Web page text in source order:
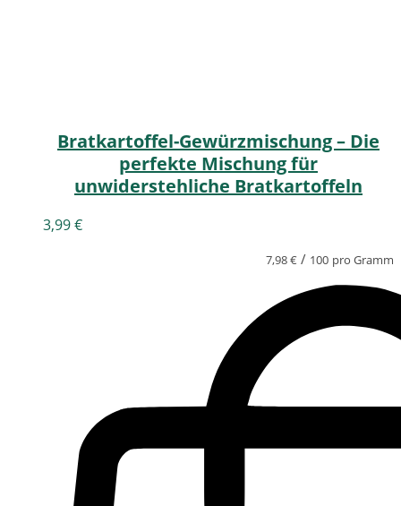
Bratkartoffel-Gewürzmischung – Die
perfekte Mischung für
unwiderstehliche Bratkartoffeln
3,99€
7,98€ / 100 pro Gramm